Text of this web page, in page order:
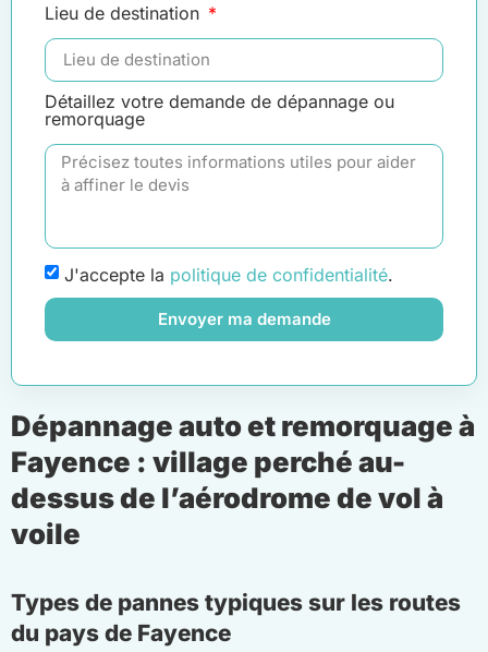
Lieu de destination
Détaillez votre demande de dépannage ou
remorquage
J'accepte la politique de confidentialité.
Envoyer ma demande
Dépannage auto et remorquage à
Fayence : village perché au-
dessus de l’aérodrome de vol à
voile
Types de pannes typiques sur les routes
du pays de Fayence